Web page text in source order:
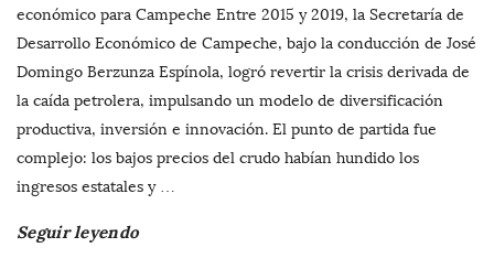
económico para Campeche Entre 2015 y 2019, la Secretaría de
Desarrollo Económico de Campeche, bajo la conducción de José
Domingo Berzunza Espínola, logró revertir la crisis derivada de
la caída petrolera, impulsando un modelo de diversificación
productiva, inversión e innovación. El punto de partida fue
complejo: los bajos precios del crudo habían hundido los
ingresos estatales y…
Seguir leyendo